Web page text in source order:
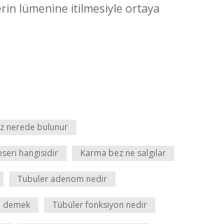
lümenine itilmesiyle ortaya
nerede bulunur
hangisidir Karma bez ne salgılar
Tubuler adenom nedir
demek Tübüler fonksiyon nedir